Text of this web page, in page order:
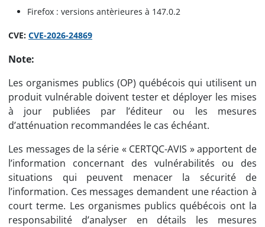
Firefox : versions antèrieures à 147.0.2
CVE: CVE-2026-24869
Note:
Les organismes publics (OP) québécois qui utilisent un
produit vulnérable doivent tester et déployer les mises
à jour publiées par l’éditeur ou les mesures
d’atténuation recommandées le cas échéant.
Les messages de la série « CERTQC-AVIS » apportent de
l’information concernant des vulnérabilités ou des
situations qui peuvent menacer la sécurité de
l’information. Ces messages demandent une réaction à
court terme. Les organismes publics québécois ont la
responsabilité d’analyser en détails les mesures